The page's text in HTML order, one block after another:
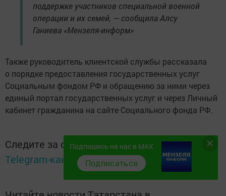
поддержке участников специальной военной
операции и их семей, — сообщила Алсу
Ганиева «Мензеля-информ»
Также руководитель клиентской службы рассказала
о порядке предоставления государственных услуг
Социальным фондом РФ и обращению за ними через
единый портал государственных услуг и через Личный
кабинет гражданина на сайте Социального фонда РФ.
Следите за самым важным и интересным в
Telegram-каналеТатмедиа
Подпишись на нас в MAX
Подписаться